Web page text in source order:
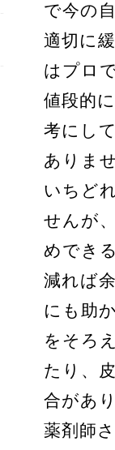
で今の
適切に
はプロ
値段的
考にし
ありま
いちど
せんが
めでき
減れば
にも助
をそろ
たり、
合があ
薬剤師